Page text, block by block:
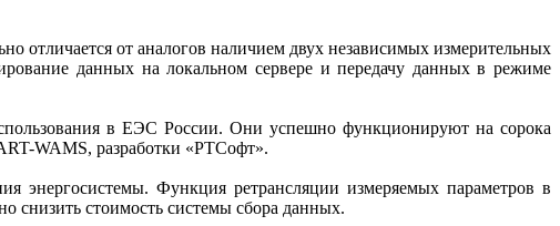
отличается от аналогов наличием двух независимых измерительных
данных на локальном сервере и передачу данных в режиме
в ЕЭС России. Они успешно функционируют на сорока
WAMS, разработки «РТСофт».
Функция ретрансляции измеряемых параметров в
снизить стоимость системы сбора данных.